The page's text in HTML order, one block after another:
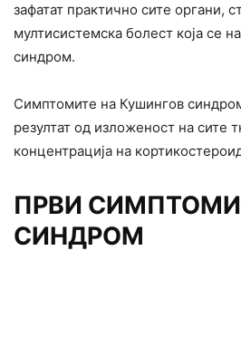
зафатат практично сите органи,
мултисистемска болест која се
синдром.
Симптомите на Кушингов
резултат од изложеност на сите
концентрација на
ПРВИ
СИНДРОМ